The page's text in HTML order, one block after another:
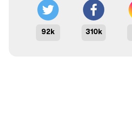
92k 310k